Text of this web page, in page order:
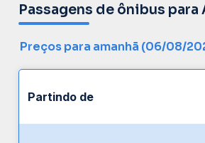
Passagens de ônibus para
Preços para amanhã (06/08/
Partindo de